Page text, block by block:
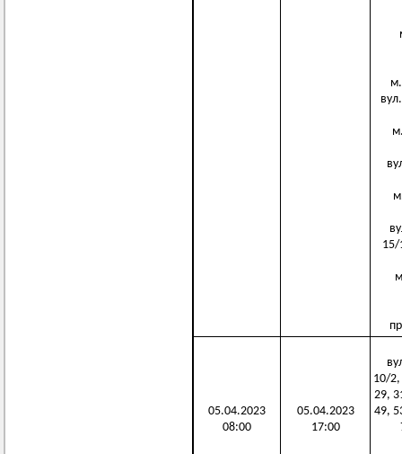
15/
05.04.2023
08:00
05.04.2023
17:00
10/
29,
49,